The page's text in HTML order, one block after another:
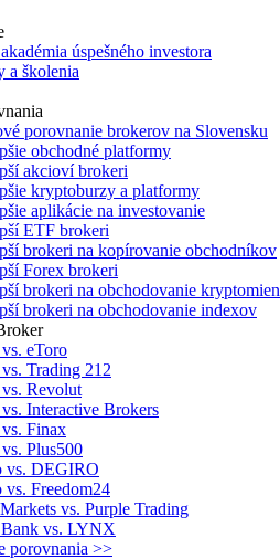
úspešného investora
a školenia
porovnanie brokerov na Slovensku
obchodné platformy
akcioví brokeri
kryptoburzy a platformy
aplikácie na investovanie
ETF brokeri
brokeri na kopírovanie obchodníkov
Forex brokeri
brokeri na obchodovanie kryptomien
brokeri na obchodovanie indexov
eToro
Trading 212
Revolut
Interactive Brokers
Finax
Plus500
vs. DEGIRO
vs. Freedom24
vs. Purple Trading
Bank vs. LYNX
porovnania >>